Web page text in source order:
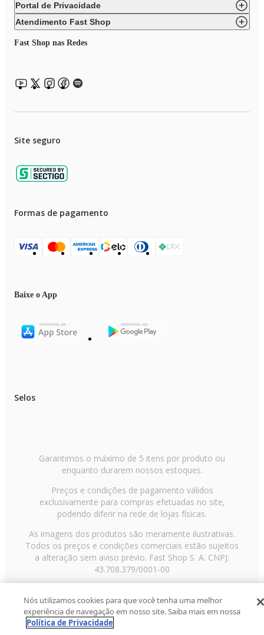
Portal de Privacidade
Atendimento Fast Shop
Fast Shop nas Redes
Site seguro
Formas de pagamento
Baixe o App
Selos
Garantimos o máximo de 5 itens por produto ou
enquanto durarem nossos estoques.
Preços e condições de pagamento válidos
exclusivamente para compras efetuadas no site,
podendo diferir na rede de lojas físicas.
As imagens dos produtos são meramente ilustrativas.
Todos os preços e condições comerciais estão sujeitos
a alteração sem aviso prévio. Fast Shop S. A. CNPJ:
43.708.379/0001-00
Paulo/SP, CEP 02029-001, Telefone: 11 3003-3728 ©
2013 Fast Shop - Todos os direitos reservadosRF
Nós utilizamos cookies para que você tenha uma melhor
experiência de navegação em nosso site. Saiba mais em nossa
Política de Privacidade